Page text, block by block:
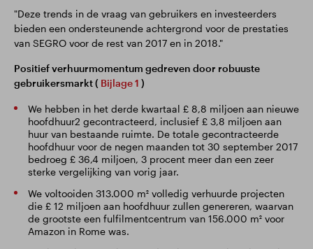
"Deze trends in de vraag van gebruikers en investeerders
bieden een ondersteunende achtergrond voor de prestaties
van SEGRO voor de rest van 2017 en in 2018."
Positief verhuurmomentum gedreven door robuuste
gebruikersmarkt ( Bijlage 1 )
We hebben in het derde kwartaal £ 8,8 miljoen aan nieuwe
hoofdhuur2 gecontracteerd, inclusief £ 3,8 miljoen aan
huur van bestaande ruimte. De totale gecontracteerde
hoofdhuur voor de negen maanden tot 30 september 2017
bedroeg £ 36,4 miljoen, 3 procent meer dan een zeer
sterke vergelijking van vorig jaar.
We voltooiden 313.000 m² volledig verhuurde projecten
die £ 12 miljoen aan hoofdhuur zullen genereren, waarvan
de grootste een fulfilmentcentrum van 156.000 m² voor
Amazon in Rome was.